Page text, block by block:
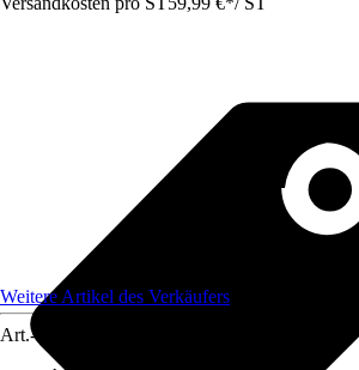
Weitere Artikel des Verkäufers
Art.-Nr.